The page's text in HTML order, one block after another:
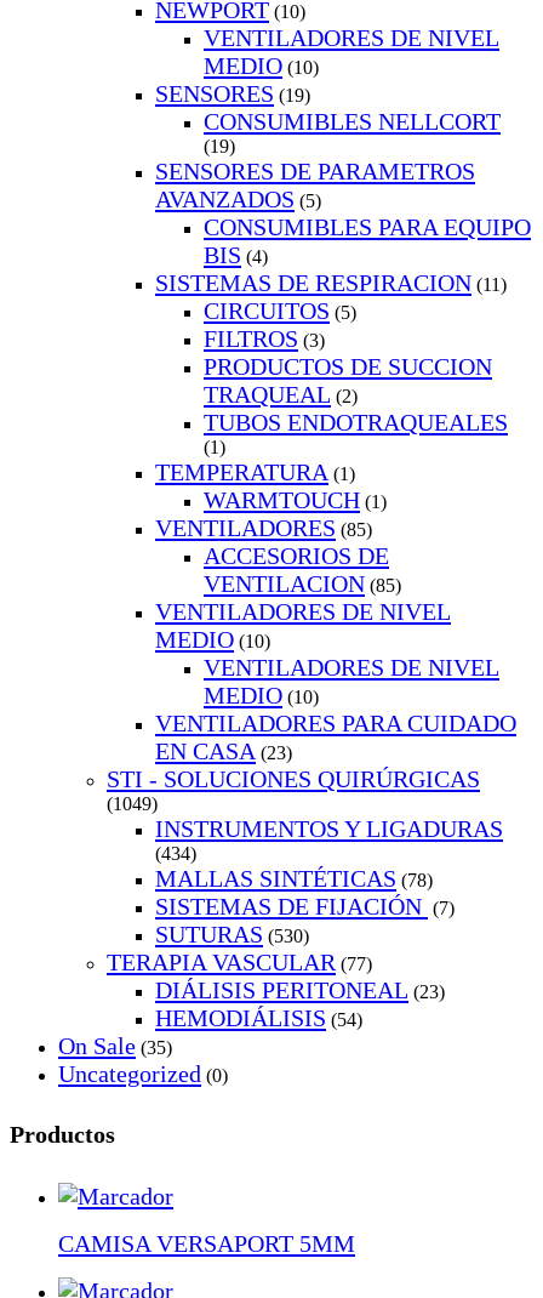
NEWPORT (10)
VENTILADORES DE NIVEL
MEDIO (10)
SENSORES (19)
CONSUMIBLES NELLCORT
(19)
SENSORES DE PARAMETROS
AVANZADOS (5)
CONSUMIBLES PARA EQUIPO
BIS (4)
SISTEMAS DE RESPIRACION (11)
CIRCUITOS (5)
FILTROS (3)
PRODUCTOS DE SUCCION
TRAQUEAL (2)
TUBOS ENDOTRAQUEALES
(1)
TEMPERATURA (1)
WARMTOUCH (1)
VENTILADORES (85)
ACCESORIOS DE
VENTILACION (85)
VENTILADORES DE NIVEL
MEDIO (10)
VENTILADORES DE NIVEL
MEDIO (10)
VENTILADORES PARA CUIDADO
EN CASA (23)
STI - SOLUCIONES QUIRÚRGICAS
(1049)
INSTRUMENTOS Y LIGADURAS
(434)
MALLAS SINTÉTICAS (78)
SISTEMAS DE FIJACIÓN (7)
SUTURAS (530)
TERAPIA VASCULAR (77)
DIÁLISIS PERITONEAL (23)
HEMODIÁLISIS (54)
On Sale (35)
Uncategorized (0)
Productos
CAMISA VERSAPORT 5MM